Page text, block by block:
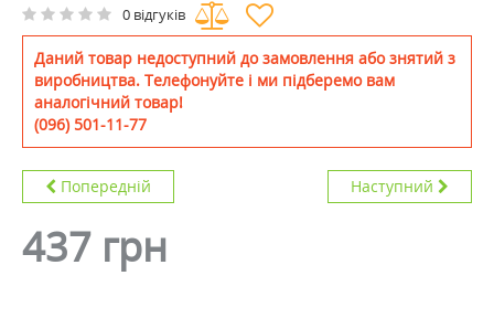
0 відгуків
Даний товар недоступний до замовлення або знятий з
виробництва. Телефонуйте і ми підберемо вам
аналогічний товар!
(096) 501-11-77
Попередній Наступний
437 грн